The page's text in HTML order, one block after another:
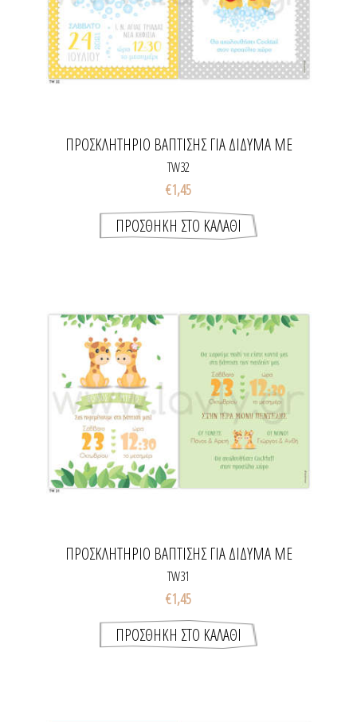
ΠΡΟΣΚΛΗΤΉΡΙΟ ΒΆΠΤΙΣΗΣ ΓΙΑ ΔΊΔΥΜΑ ΜΕ
ΠΑΠΆΚΙΑ
TW32
€1,45
ΠΡΟΣΚΛΗΤΉΡΙΟ ΒΆΠΤΙΣΗΣ ΓΙΑ ΔΊΔΥΜΑ ΜΕ
ΚΑΜΗΛΟΠΆΡΔΑΛΗ
TW31
€1,45